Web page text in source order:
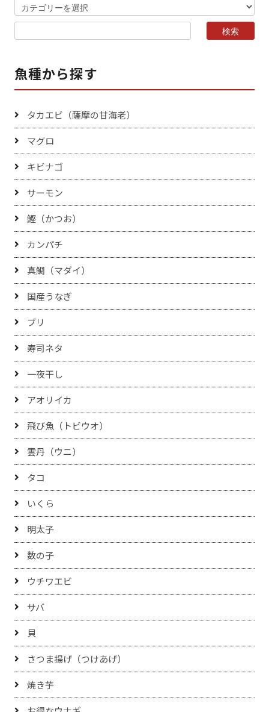
魚種から探す
タカエビ（薩摩の甘海老）
マグロ
キビナゴ
サーモン
鰹（かつお）
カンパチ
真鯛（マダイ）
国産うなぎ
ブリ
寿司ネタ
一夜干し
アオリイカ
飛び魚（トビウオ）
雲丹（ウニ）
タコ
いくら
明太子
数の子
ウチワエビ
サバ
貝
さつま揚げ（つけあげ）
焼き芋